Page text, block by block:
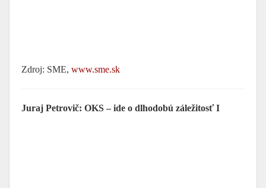
Zdroj: SME, www.sme.sk
Juraj Petrovič: OKS – ide o dlhodobú záležitosť I